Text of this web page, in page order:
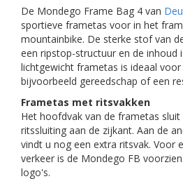
De Mondego Frame Bag 4 van
sportieve frametas voor in het
mountainbike. De sterke stof van
een ripstop-structuur en de inhoud
lichtgewicht frametas is ideaal
bijvoorbeeld gereedschap of een
Frametas met ritsvakken
Het hoofdvak van de frametas
ritssluiting aan de zijkant. Aan de
vindt u nog een extra ritsvak. Voor
verkeer is de Mondego FB
logo's.